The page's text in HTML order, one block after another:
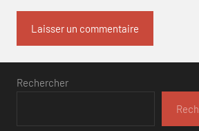
Rechercher